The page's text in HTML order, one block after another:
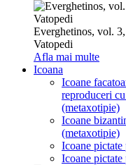
Everghetinos, vol.
Vatopedi
Afla mai multe
Icoana
Icoane
reproduceri
(metaxotipie)
Icoane
(metaxotipie)
Icoane pictate
Icoane pictate